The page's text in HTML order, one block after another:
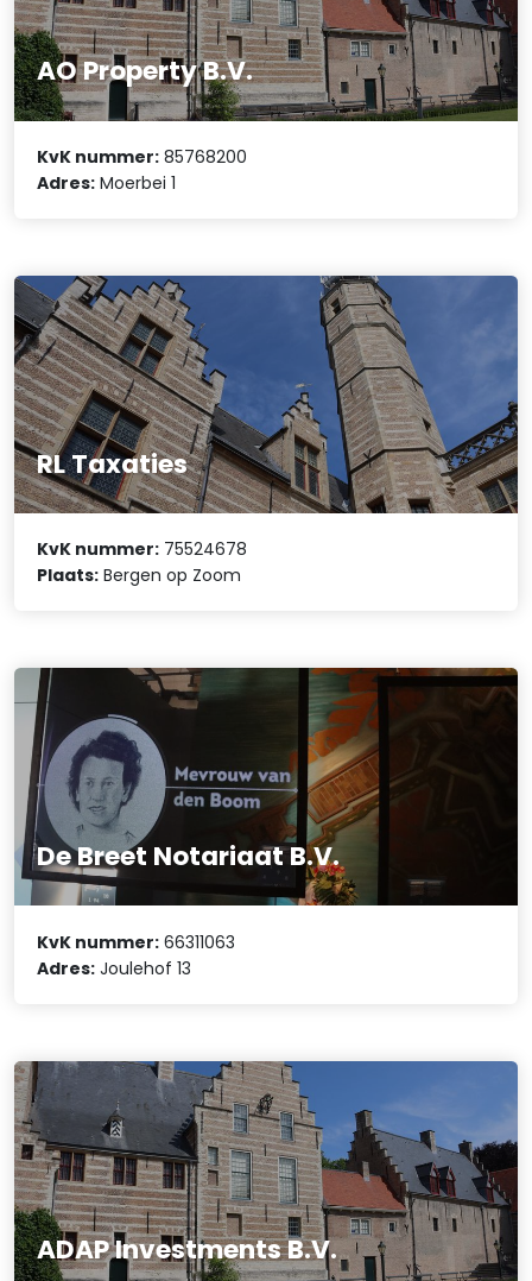
AO Property B.V.
KvK nummer: 85768200
Adres: Moerbei 1
RL Taxaties
KvK nummer: 75524678
Plaats: Bergen op Zoom
De Breet Notariaat B.V.
KvK nummer: 66311063
Adres: Joulehof 13
ADAP Investments B.V.